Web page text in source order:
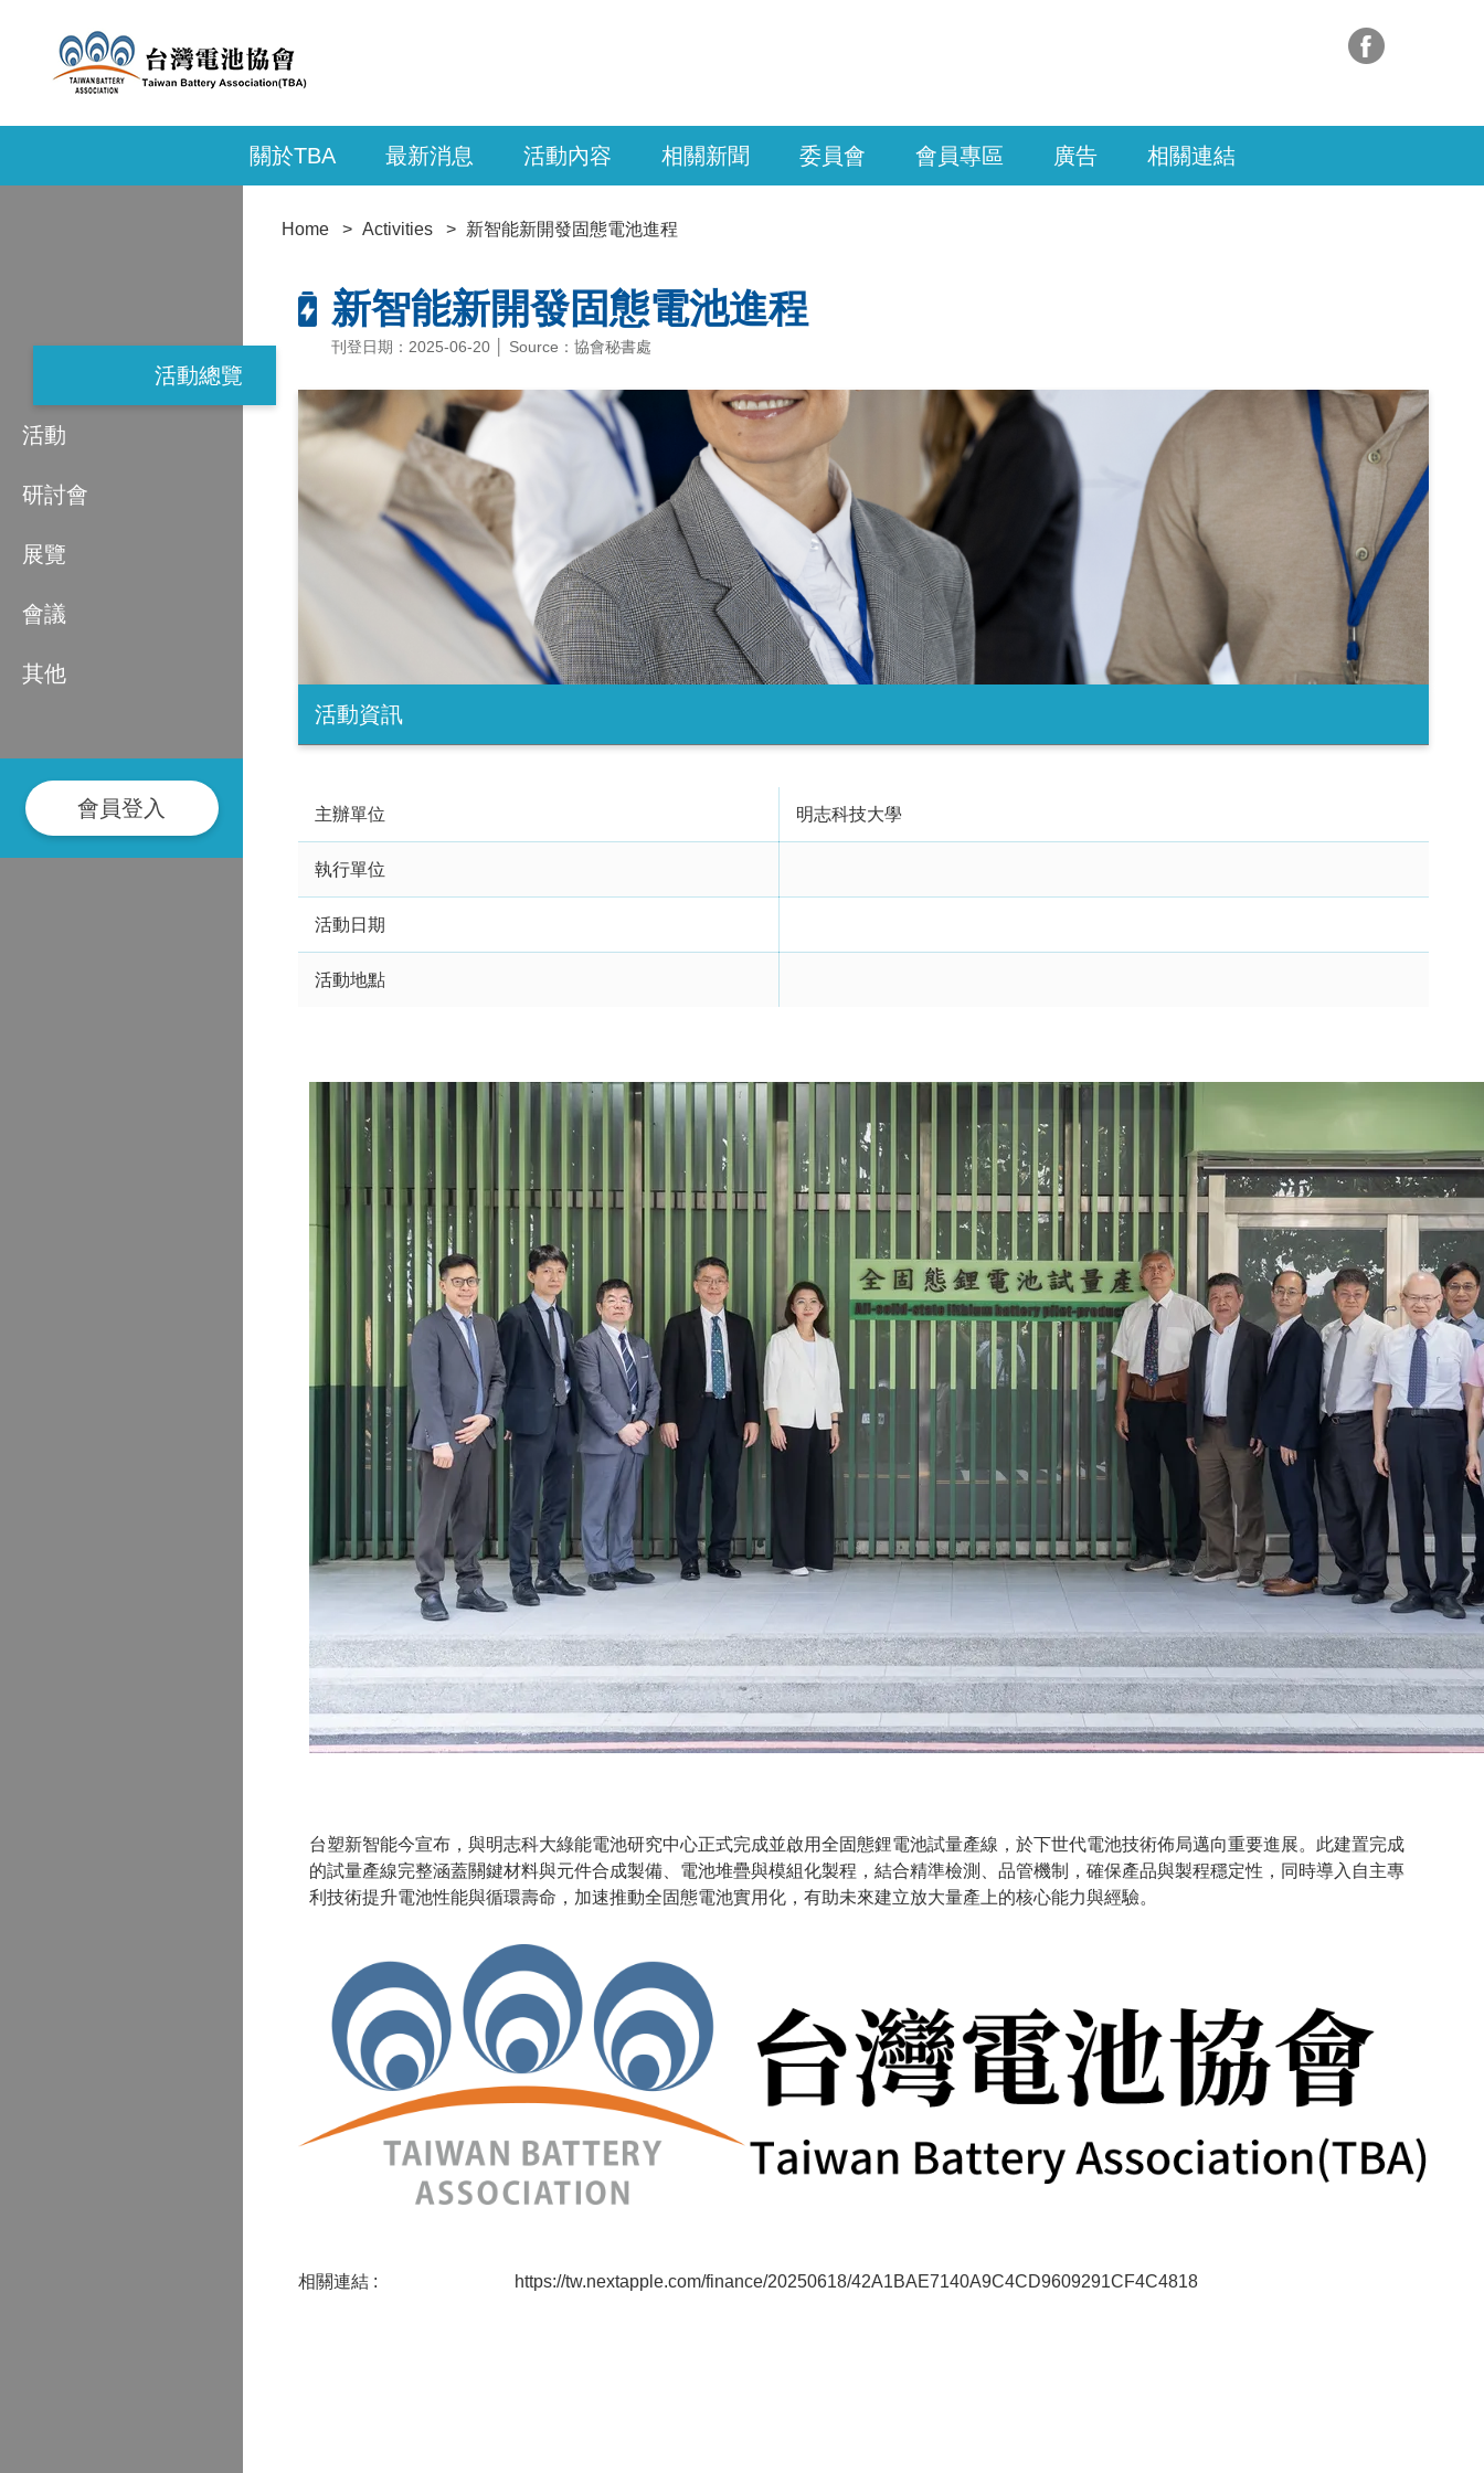
關於TBA 最新消息 活動內容 相關新聞 委員會 會員專區 廣告 相關連結
活動總覽
活動
研討會
展覽
會議
其他
會員登入
Home Activities 新智能新開發固態電池進程
新智能新開發固態電池進程
刊登日期：2025-06-20 │ Source：協會秘書處
活動資訊
主辦單位 明志科技大學
執行單位
活動日期
活動地點
台塑新智能今宣布，與明志科大綠能電池研究中心正式完成並啟用全固態鋰電池試量產線，於下世代電池技術佈局邁向重要進展。此建置完成
的試量產線完整涵蓋關鍵材料與元件合成製備、電池堆疊與模組化製程，結合精準檢測、品管機制，確保產品與製程穩定性，同時導入自主專
利技術提升電池性能與循環壽命，加速推動全固態電池實用化，有助未來建立放大量產上的核心能力與經驗。
相關連結 : https://tw.nextapple.com/finance/20250618/42A1BAE7140A9C4CD9609291CF4C4818